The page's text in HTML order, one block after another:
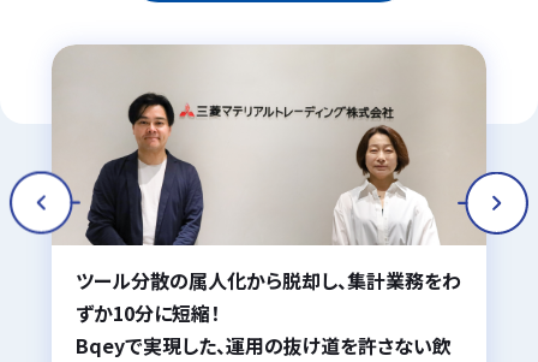
ツール分散の属人化から脱却し、集計業務をわ
ずか10分に短縮！
Bqeyで実現した、運用の抜け道を許さない飲